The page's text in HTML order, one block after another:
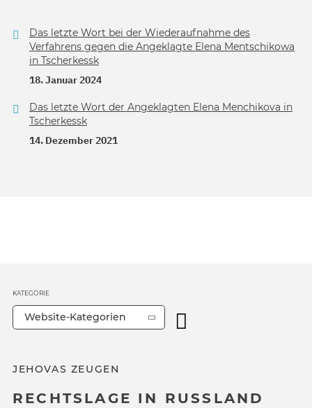
Das letzte Wort bei der Wiederaufnahme des
Verfahrens gegen die Angeklagte Elena Mentschikowa
in Tscherkessk
18. Januar 2024
Das letzte Wort der Angeklagten Elena Menchikova in
Tscherkessk
14. Dezember 2021
JEHOVAS ZEUGEN
RECHTSLAGE IN RUSSLAND
KATEGORIE
Website-Kategorien